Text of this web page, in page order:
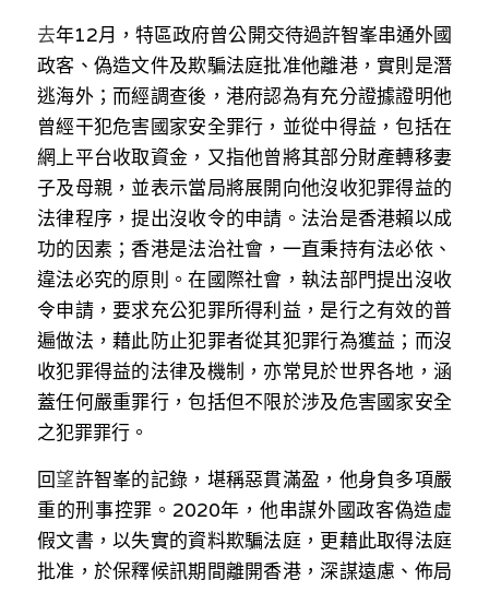
陳子遷律師專欄
羅浚軒專欄
溫志倫專欄
汪明欣專欄
張美雄專欄
莊豪鋒專欄
香港科技專上書院｜專欄
去年12月，特區政府曾公開交待過許智峯串通外國
政客、偽造文件及欺騙法庭批准他離港，實則是潛
逃海外；而經調查後，港府認為有充分證據證明他
曾經干犯危害國家安全罪行，並從中得益，包括在
網上平台收取資金，又指他曾將其部分財產轉移妻
子及母親，並表示當局將展開向他沒收犯罪得益的
法律程序，提出沒收令的申請。法治是香港賴以成
功的因素；香港是法治社會，一直秉持有法必依、
違法必究的原則。在國際社會，執法部門提出沒收
令申請，要求充公犯罪所得利益，是行之有效的普
遍做法，藉此防止犯罪者從其犯罪行為獲益；而沒
收犯罪得益的法律及機制，亦常見於世界各地，涵
蓋任何嚴重罪行，包括但不限於涉及危害國家安全
之犯罪罪行。
回望許智峯的記錄，堪稱惡貫滿盈，他身負多項嚴
重的刑事控罪。2020年，他串謀外國政客偽造虛
假文書，以失實的資料欺騙法庭，更藉此取得法庭
批准，於保釋候訊期間離開香港，深謀遠慮、佈局